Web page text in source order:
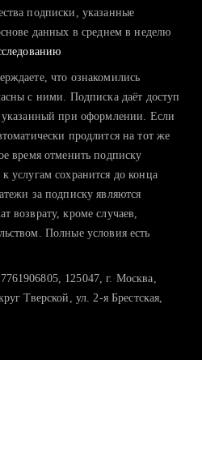
на поиск и вручную поднимаете
конкурентами и оценить шансы
подписки, указанные
данных в среднем в неделю
что ознакомились
с ними. Подписка даёт доступ
при оформлении. Если
продлится на тот же
время отменить подписку
услугам сохранится до конца
за подписку являются
возврату, кроме случаев,
Полные условия есть
125047, г. Москва,
Тверской, ул. 2-я Брестская,